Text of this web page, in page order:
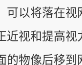
以将落在视
近视和提高视
的物像后移到